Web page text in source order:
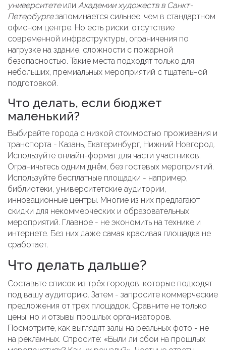
университетеили Академии художеств в Санкт-
Петербургезапоминается сильнее, чем в стандартном
офисном центре. Но есть риски: отсутствие
современной инфраструктуры, ограничения по
нагрузке на здание, сложности с пожарной
безопасностью. Такие места подходят только для
небольших, премиальных мероприятий с тщательной
подготовкой.
Что делать, если бюджет
маленький?
Выбирайте города с низкой стоимостью проживания и
транспорта - Казань, Екатеринбург, Нижний Новгород.
Используйте онлайн-формат для части участников.
Ограничьтесь одним днём, без гостевых мероприятий.
Используйте бесплатные площадки - например,
библиотеки, университетские аудитории,
инновационные центры. Многие из них предлагают
скидки для некоммерческих и образовательных
мероприятий. Главное - не экономить на технике и
интернете. Без них даже самая красивая площадка не
сработает.
Что делать дальше?
Составьте список из трёх городов, которые подходят
под вашу аудиторию. Затем - запросите коммерческие
предложения от трёх площадок. Сравните не только
цены, но и отзывы прошлых организаторов.
Посмотрите, как выглядят залы на реальных фото - не
на рекламных. Спросите: «Были ли сбои на прошлых